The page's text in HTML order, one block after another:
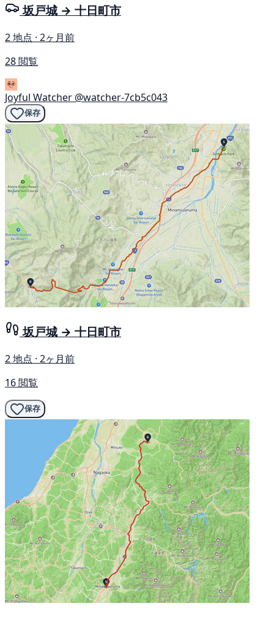
坂戸城 → 十日町市
2 地点 · 2ヶ月前
28 閲覧
Joyful Watcher @watcher-7cb5c043
保存
坂戸城 → 十日町市
2 地点 · 2ヶ月前
16 閲覧
保存